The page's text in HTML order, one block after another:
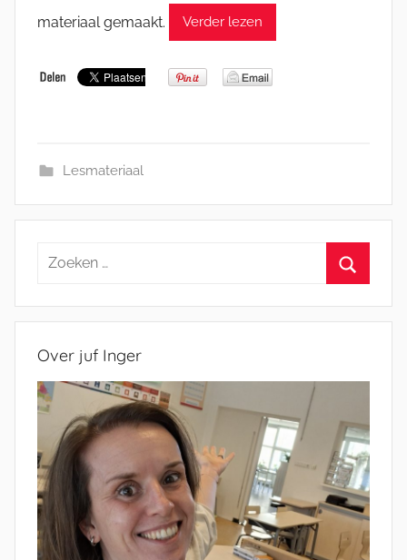
materiaal gemaakt.
Verder lezen
Lesmateriaal
Zoeken
Over juf Inger